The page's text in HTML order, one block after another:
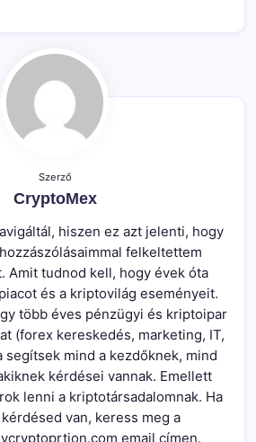
Szerző
CryptoMex
hiszen ez azt jelenti, hogy
felkeltettem
Amit tudnod kell, hogy évek óta
és a kriptovilág eseményeit.
több éves pénzügyi és kriptoipar
(forex kereskedés, marketing, IT,
segítsek mind a kezdőknek, mind
kérdései vannak. Emellett
lenni a kriptotársadalomnak. Ha
van, keress meg a
email címen.